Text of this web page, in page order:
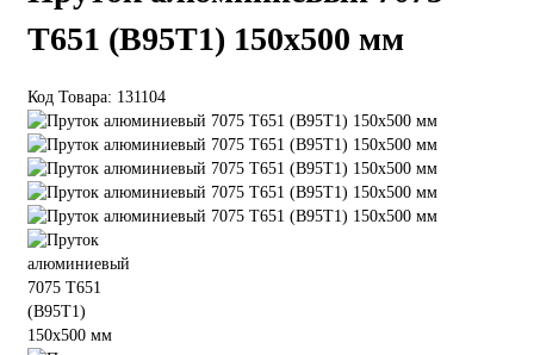
Т651 (В95Т1) 150х500 мм
Код Товара: 131104